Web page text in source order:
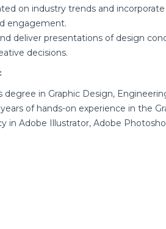
on industry trends and
engagement.
deliver presentations of design
decisions.
degree in Graphic Design,
of hands-on experience in the
in Adobe Illustrator, Adobe